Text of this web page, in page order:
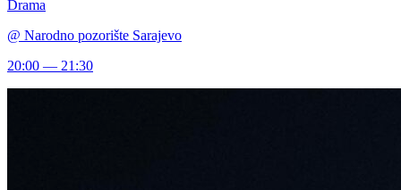
Drama
@ Narodno pozorište Sarajevo
20:00 — 21:30